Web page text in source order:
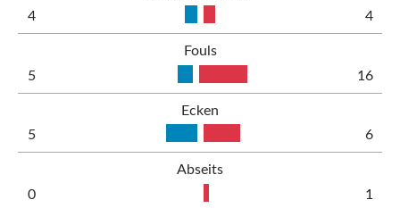
4
4
Fouls
5
16
Ecken
5
6
Abseits
0
1